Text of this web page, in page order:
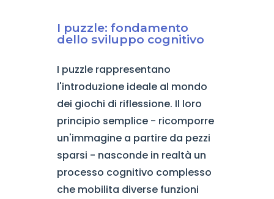
I puzzle: fondamento
dello sviluppo cognitivo
I puzzle rappresentano
l'introduzione ideale al mondo
dei giochi di riflessione. Il loro
principio semplice - ricomporre
un'immagine a partire da pezzi
sparsi - nasconde in realtà un
processo cognitivo complesso
che mobilita diverse funzioni